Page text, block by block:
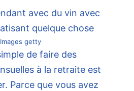
Images getty
de faire des
à la retraite est
Parce que vous avez